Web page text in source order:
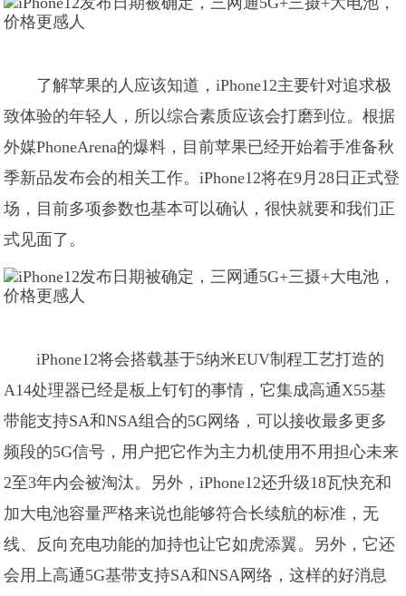
了解苹果的人应该知道，iPhone12主要针对追求极
致体验的年轻人，所以综合素质应该会打磨到位。根据
外媒PhoneArena的爆料，目前苹果已经开始着手准备秋
季新品发布会的相关工作。iPhone12将在9月28日正式登
场，目前多项参数也基本可以确认，很快就要和我们正
式见面了。
iPhone12将会搭载基于5纳米EUV制程工艺打造的
A14处理器已经是板上钉钉的事情，它集成高通X55基
带能支持SA和NSA组合的5G网络，可以接收最多更多
频段的5G信号，用户把它作为主力机使用不用担心未来
2至3年内会被淘汰。另外，iPhone12还升级18瓦快充和
加大电池容量严格来说也能够符合长续航的标准，无
线、反向充电功能的加持也让它如虎添翼。另外，它还
会用上高通5G基带支持SA和NSA网络，这样的好消息